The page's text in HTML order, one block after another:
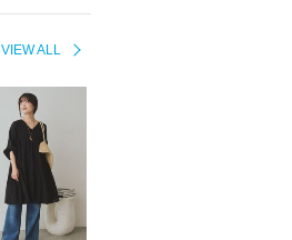
VIEW ALL